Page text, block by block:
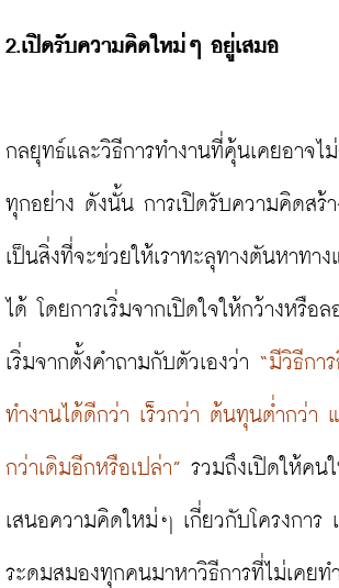
2.เปิดรับความคิดใหม่ๆ อยู่เสมอ
กลยุทธ์และวิธีการทำงานที่คุ้นเคยอาจไ
ทุกอย่าง ดังนั้น การเปิดรับความคิดสร้
เป็นสิ่งที่จะช่วยให้เราทะลุทางตันหาทา
ได้ โดยการเริ่มจากเปิดใจให้กว้างหรือ
เริ่มจากตั้งคำถามกับตัวเองว่า “มีวิธีกา
ทำงานได้ดีกว่า เร็วกว่า ต้นทุนต่ำกว่า
กว่าเดิมอีกหรือเปล่า” รวมถึงเปิดให้คน
เสนอความคิดใหม่ๆ เกี่ยวกับโครงการ
ระดมสมองทุกคนมาหาวิธีการที่ไม่เคยท